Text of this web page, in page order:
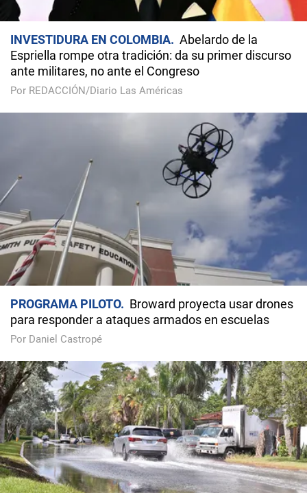
INVESTIDURA EN COLOMBIA
Abelardo de la
Espriella rompe otra tradición: da su primer discurso
ante militares, no ante el Congreso
Por REDACCIÓN/Diario Las Américas
PROGRAMA PILOTO
Broward proyecta usar drones
para responder a ataques armados en escuelas
Por Daniel Castropé